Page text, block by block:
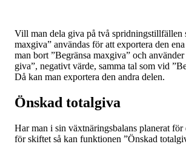
Vill man dela giva på två spridningstillfällen
maxgiva” användas för att exportera den
man bort ”Begränsa maxgiva” och
giva”, negativt värde, samma tal som vid
Då kan man exportera den andra delen.
Önskad totalgiva
Har man i sin växtnäringsbalans planerat för
för skiftet så kan funktionen ”Önskad